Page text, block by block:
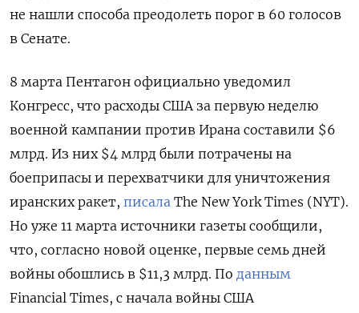
не нашли способа преодолеть порог в 60 голосов
в Сенате.
8 марта Пентагон официально уведомил
Конгресс, что расходы США за первую неделю
военной кампании против Ирана составили $6
млрд. Из них $4 млрд были потрачены на
боеприпасы и перехватчики для уничтожения
иранских ракет, писала The New York Times (NYT).
Но уже 11 марта источники газеты сообщили,
что, согласно новой оценке, первые семь дней
войны обошлись в $11,3 млрд. По данным
Financial Times, с начала войны США